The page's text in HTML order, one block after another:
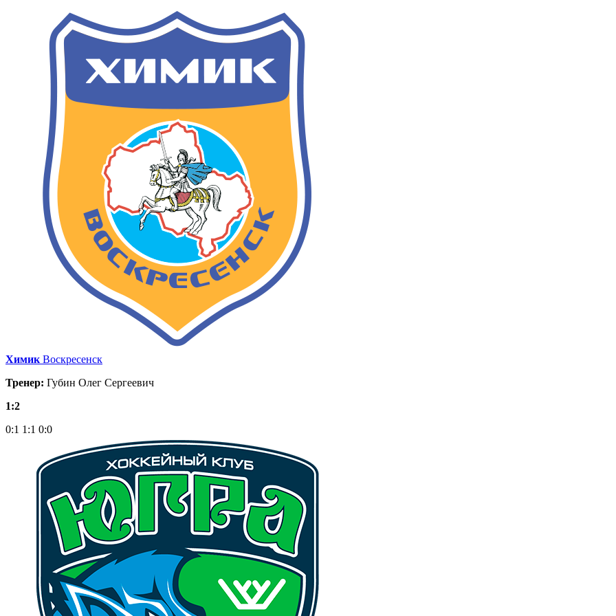
Химик Воскресенск
Тренер: Губин Олег Сергеевич
1:2
0:1 1:1 0:0